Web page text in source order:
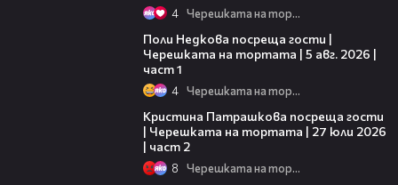
4 Черешката на тортата
Поли Недкова посреща гости |
Черешката на тортата | 5 авг. 2026 |
част 1
4 Черешката на тортата
Кристина Патрашкова посреща гости
| Черешката на тортата | 27 юли 2026
| част 2
8 Черешката на тортата